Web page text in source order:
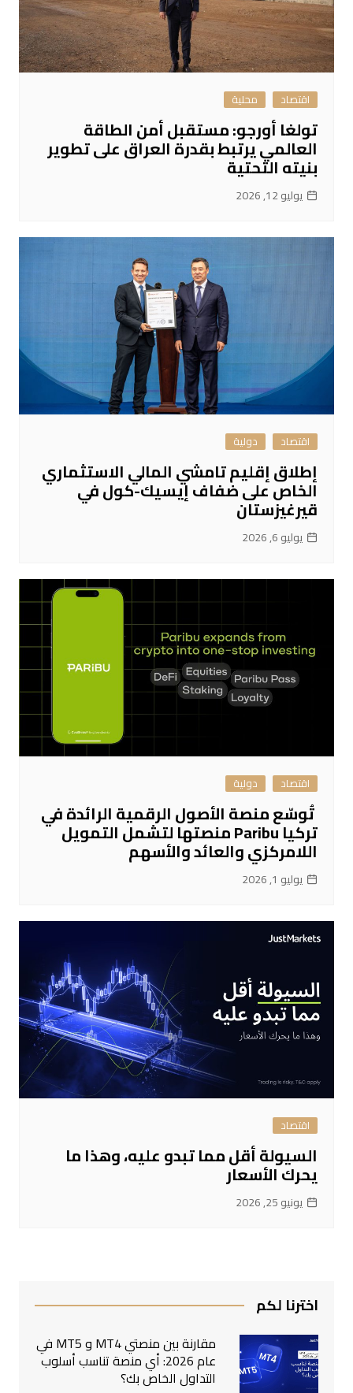
اقتصاد محلية
تولغا أورجو: مستقبل أمن الطاقة
العالمي يرتبط بقدرة العراق على تطوير
بنيته التحتية
يوليو 12, 2026
اقتصاد دولية
إطلاق إقليم تامشي المالي الاستثماري
الخاص على ضفاف إيسيك-كول في
قيرغيزستان
يوليو 6, 2026
اقتصاد دولية
تُوسّع منصة الأصول الرقمية الرائدة في
تركيا Paribu منصتها لتشمل التمويل
اللامركزي والعائد والأسهم
يوليو 1, 2026
اقتصاد
السيولة أقل مما تبدو عليه، وهذا ما
يحرك الأسعار
يونيو 25, 2026
اخترنا لكم
مقارنة بين منصتي MT4 و MT5 في
عام 2026: أي منصة تناسب أسلوب
التداول الخاص بك؟